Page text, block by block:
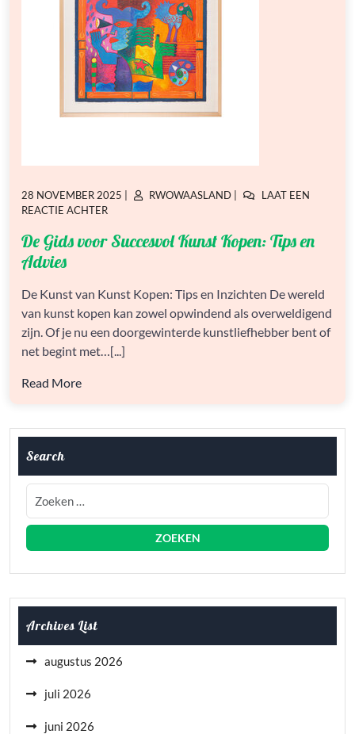
GEPLAATST
OP
28 NOVEMBER 2025
GEPLAATST
RWOWAASLAND
LAAT EEN
REACTIE ACHTEROP
GIDS
KOPEN:
TIPS
EN
ADVIES
De Gids voor Succesvol Kunst Kopen: Tips en
Advies
De Kunst van Kunst Kopen: Tips en Inzichten De wereld
van kunst kopen kan zowel opwindend als overweldigend
zijn. Of je nu een doorgewinterde kunstliefhebber bent of
net begint met…[...]
Read More
Search
Archives List
augustus 2026
juli 2026
juni 2026